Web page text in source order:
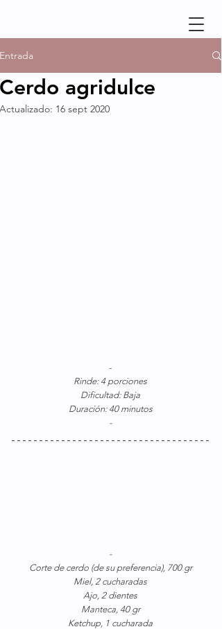
Entrada
Cerdo agridulce
Actualizado: 16 sept 2020
-
Rinde: 4 porciones
Dificultad: Baja
Duración: 40 minutos
-
-
Corte de cerdo (de su preferencia), 700 gr
Miel, 2 cucharadas
Ajo, 2 dientes
Manteca, 40 gr
Ketchup, 1 cucharada